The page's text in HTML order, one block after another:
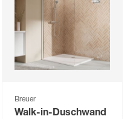
Breuer
Walk-in-Duschwand